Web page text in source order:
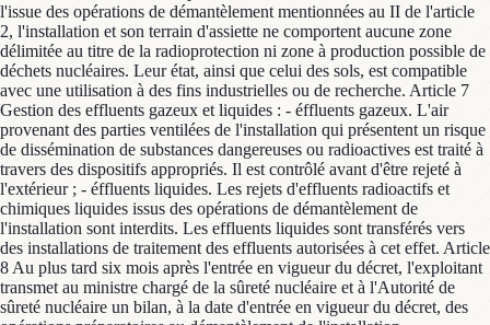
l'issue des opérations de démantèlement mentionnées au II de l'article
2, l'installation et son terrain d'assiette ne comportent aucune zone
délimitée au titre de la radioprotection ni zone à production possible de
déchets nucléaires. Leur état, ainsi que celui des sols, est compatible
avec une utilisation à des fins industrielles ou de recherche. Article 7
Gestion des effluents gazeux et liquides : - éffluents gazeux. L'air
provenant des parties ventilées de l'installation qui présentent un risque
de dissémination de substances dangereuses ou radioactives est traité à
travers des dispositifs appropriés. Il est contrôlé avant d'être rejeté à
l'extérieur ; - éffluents liquides. Les rejets d'effluents radioactifs et
chimiques liquides issus des opérations de démantèlement de
l'installation sont interdits. Les effluents liquides sont transférés vers
des installations de traitement des effluents autorisées à cet effet. Article
8 Au plus tard six mois après l'entrée en vigueur du décret, l'exploitant
transmet au ministre chargé de la sûreté nucléaire et à l'Autorité de
sûreté nucléaire un bilan, à la date d'entrée en vigueur du décret, des